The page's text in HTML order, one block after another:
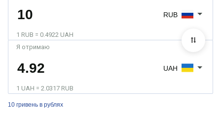
10 гривень в рублях
1 RUB = 0.4922 UAH
RUB
Я отримаю
1 UAH = 2.0317 RUB
UAH